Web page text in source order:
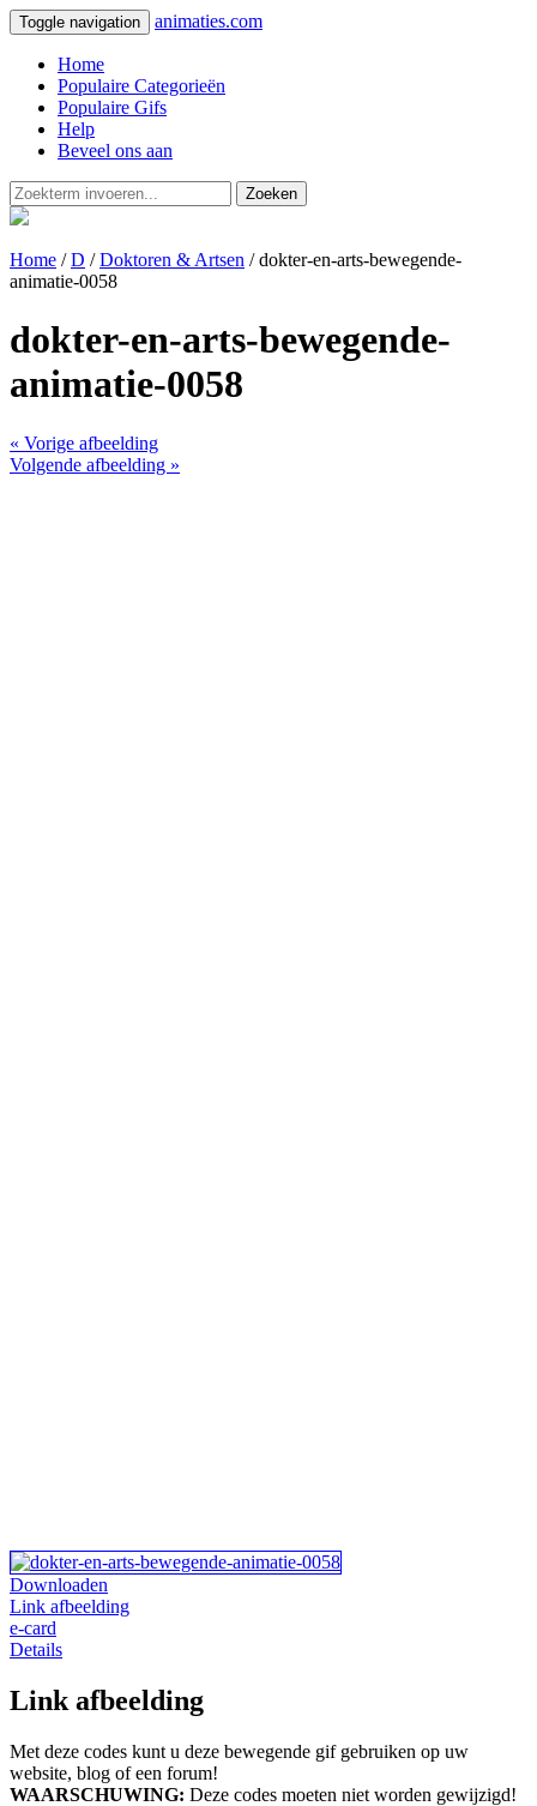
Toggle navigation animaties.com
Home
Populaire Categorieën
Populaire Gifs
Help
Beveel ons aan
Zoeken
Home /D /Doktoren & Artsen / dokter-en-arts-bewegende-
animatie-0058
dokter-en-arts-bewegende-
animatie-0058
« Vorige afbeelding
Volgende afbeelding »
Downloaden
Link afbeelding
e-card
Details
Link afbeelding
Met deze codes kunt u deze bewegende gif gebruiken op uw
website, blog of een forum!
WAARSCHUWING: Deze codes moeten niet worden gewijzigd!